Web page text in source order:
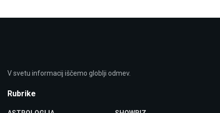
V svetu informacij iščemo globlji odmev.
Rubrike